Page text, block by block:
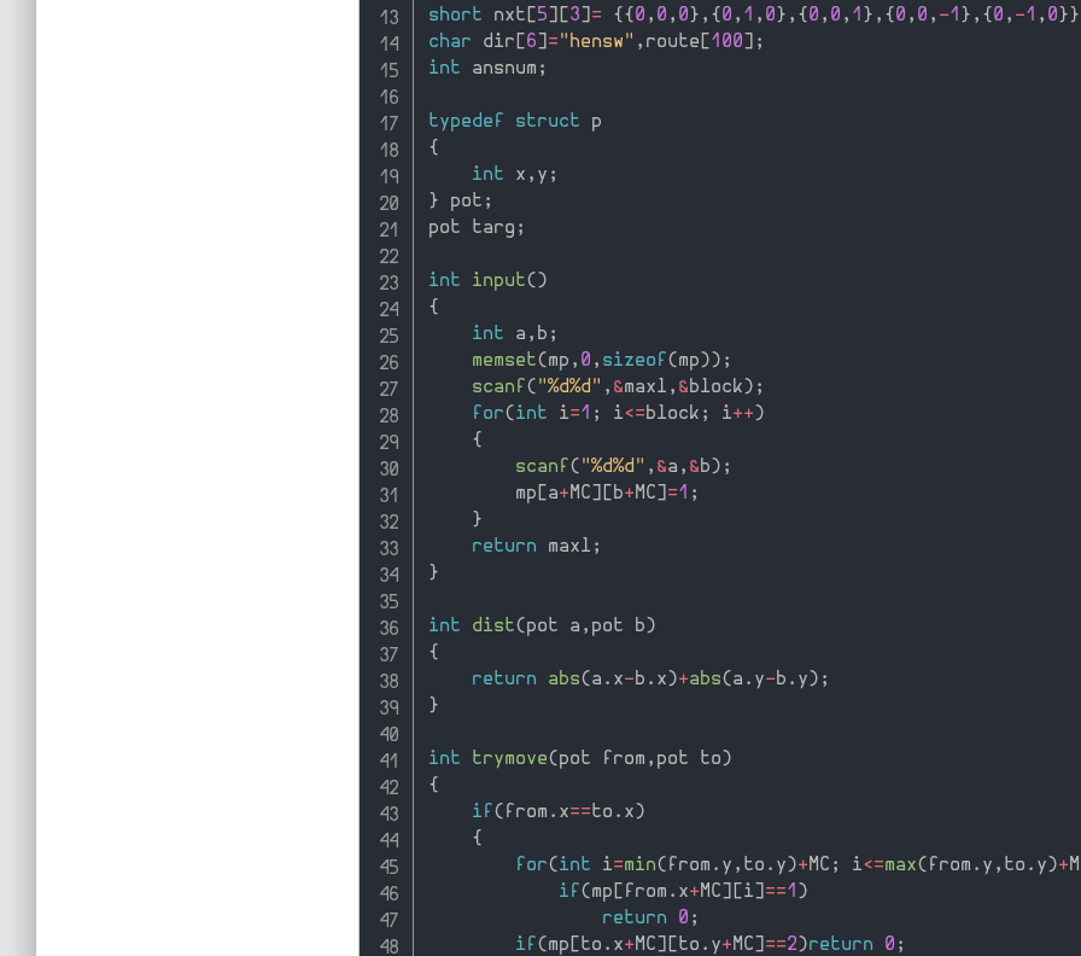
short nxt [5] [3] = {{0 , 0 , 0} , {0 , 1 , 0} , {0 , 0 , 1 } , {0 , 0 , -1 } , {0 , -1 , 0}}
char dir [6] = "hensw" , route [100] ;
int ansnum ;
typedef struct
{
int x , y ;
} pot ;
pot targ ;
int input()
{
int a , b ;
memset(mp , 0 , sizeof (mp)) ;
scanf ( "%d%d" , &maxl , &block) ;
for(int i=1 ; i<=block ; i++)
{
scanf ( "%d%d" , &a , &b) ;
        mp
[a+MC] [b+MC] =1 ;
}
return maxl ;
}
int dist(pot a , pot b)
{
return
abs(a . x-b . x)+abs(a . y-b . y) ;
}
int trymove(pot from , pot to)
{
if ( from . x==to . x)
{
for(int i=min( from . y , to . y)+MC ; i<=max( from . y , to . y)+
if (mp [ from . x+MC] [i] ==1 )
return
0 ;
if (mp [to . x+MC] [to . y+MC] ==2)return 0 ;